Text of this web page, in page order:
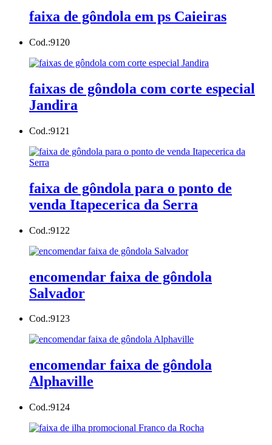
faixa de gôndola em ps Caieiras
Cod.:9120
faixas de gôndola com corte especial
Jandira
Cod.:9121
faixa de gôndola para o ponto de
venda Itapecerica da Serra
Cod.:9122
encomendar faixa de gôndola
Salvador
Cod.:9123
encomendar faixa de gôndola
Alphaville
Cod.:9124